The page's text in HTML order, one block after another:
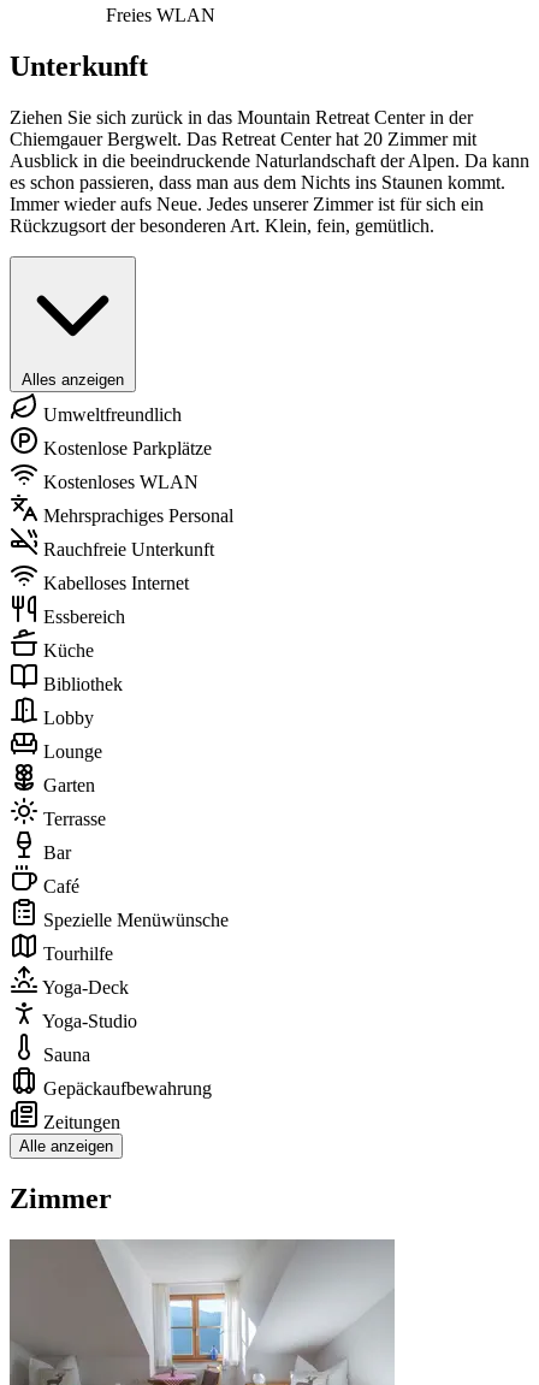
Freies WLAN
Unterkunft
Ziehen Sie sich zurück in das Mountain Retreat Center in der
Chiemgauer Bergwelt. Das Retreat Center hat 20 Zimmer mit
Ausblick in die beeindruckende Naturlandschaft der Alpen. Da kann
es schon passieren, dass man aus dem Nichts ins Staunen kommt.
Immer wieder aufs Neue. Jedes unserer Zimmer ist für sich ein
Rückzugsort der besonderen Art. Klein, fein, gemütlich.
Alles anzeigen
Umweltfreundlich
Kostenlose Parkplätze
Kostenloses WLAN
Mehrsprachiges Personal
Rauchfreie Unterkunft
Kabelloses Internet
Essbereich
Küche
Bibliothek
Lobby
Lounge
Garten
Terrasse
Bar
Café
Spezielle Menüwünsche
Tourhilfe
Yoga-Deck
Yoga-Studio
Sauna
Gepäckaufbewahrung
Zeitungen
Alle anzeigen
Zimmer